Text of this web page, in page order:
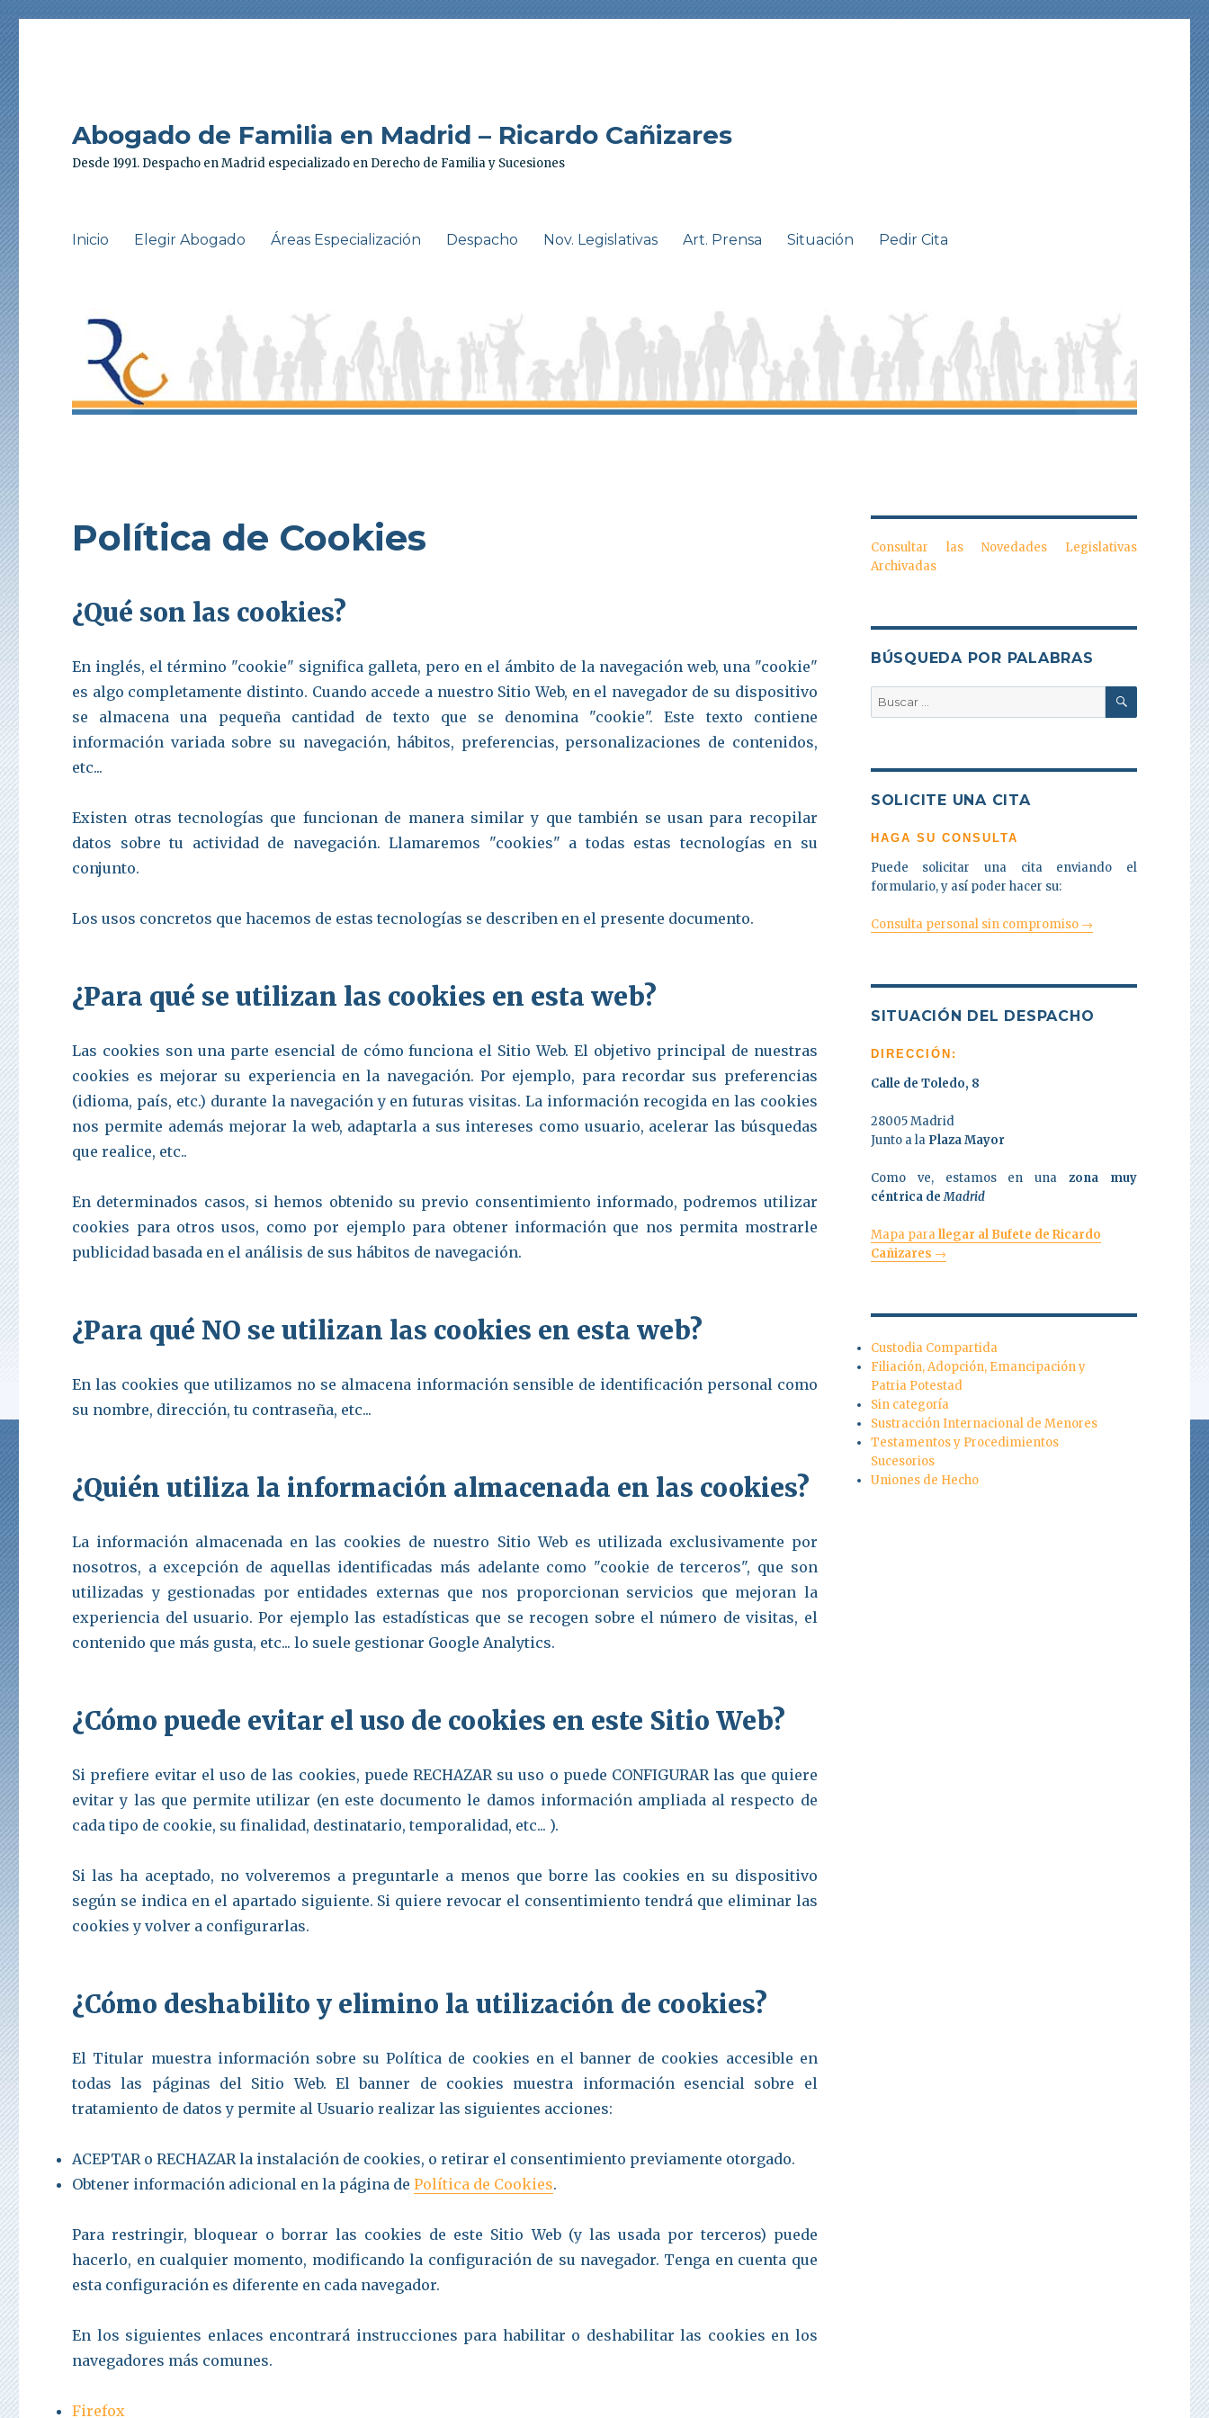
Abogado de Familia en Madrid – Ricardo Cañizares
Desde 1991. Despacho en Madrid especializado en Derecho de Familia y Sucesiones
Inicio Elegir Abogado Áreas Especialización Despacho Nov. Legislativas Art. Prensa Situación Pedir Cita
Política de Cookies
¿Qué son las cookies?
En inglés, el término "cookie" significa galleta, pero en el ámbito de la navegación web, una "cookie"
es algo completamente distinto. Cuando accede a nuestro Sitio Web, en el navegador de su dispositivo
se almacena una pequeña cantidad de texto que se denomina "cookie". Este texto contiene
información variada sobre su navegación, hábitos, preferencias, personalizaciones de contenidos,
etc...
Existen otras tecnologías que funcionan de manera similar y que también se usan para recopilar
datos sobre tu actividad de navegación. Llamaremos "cookies" a todas estas tecnologías en su
conjunto.
Los usos concretos que hacemos de estas tecnologías se describen en el presente documento.
¿Para qué se utilizan las cookies en esta web?
Las cookies son una parte esencial de cómo funciona el Sitio Web. El objetivo principal de nuestras
cookies es mejorar su experiencia en la navegación. Por ejemplo, para recordar sus preferencias
(idioma, país, etc.) durante la navegación y en futuras visitas. La información recogida en las cookies
nos permite además mejorar la web, adaptarla a sus intereses como usuario, acelerar las búsquedas
que realice, etc..
En determinados casos, si hemos obtenido su previo consentimiento informado, podremos utilizar
cookies para otros usos, como por ejemplo para obtener información que nos permita mostrarle
publicidad basada en el análisis de sus hábitos de navegación.
¿Para qué NO se utilizan las cookies en esta web?
En las cookies que utilizamos no se almacena información sensible de identificación personal como
su nombre, dirección, tu contraseña, etc...
¿Quién utiliza la información almacenada en las cookies?
La información almacenada en las cookies de nuestro Sitio Web es utilizada exclusivamente por
nosotros, a excepción de aquellas identificadas más adelante como "cookie de terceros", que son
utilizadas y gestionadas por entidades externas que nos proporcionan servicios que mejoran la
experiencia del usuario. Por ejemplo las estadísticas que se recogen sobre el número de visitas, el
contenido que más gusta, etc... lo suele gestionar Google Analytics.
¿Cómo puede evitar el uso de cookies en este Sitio Web?
Si prefiere evitar el uso de las cookies, puede RECHAZAR su uso o puede CONFIGURAR las que quiere
evitar y las que permite utilizar (en este documento le damos información ampliada al respecto de
cada tipo de cookie, su finalidad, destinatario, temporalidad, etc... ).
Si las ha aceptado, no volveremos a preguntarle a menos que borre las cookies en su dispositivo
según se indica en el apartado siguiente. Si quiere revocar el consentimiento tendrá que eliminar las
cookies y volver a configurarlas.
¿Cómo deshabilito y elimino la utilización de cookies?
El Titular muestra información sobre su Política de cookies en el banner de cookies accesible en
todas las páginas del Sitio Web. El banner de cookies muestra información esencial sobre el
tratamiento de datos y permite al Usuario realizar las siguientes acciones:
ACEPTAR o RECHAZAR la instalación de cookies, o retirar el consentimiento previamente otorgado.
Obtener información adicional en la página dePolítica de Cookies.
Para restringir, bloquear o borrar las cookies de este Sitio Web (y las usada por terceros) puede
hacerlo, en cualquier momento, modificando la configuración de su navegador. Tenga en cuenta que
esta configuración es diferente en cada navegador.
En los siguientes enlaces encontrará instrucciones para habilitar o deshabilitar las cookies en los
navegadores más comunes.
Firefox
Consultar las Novedades Legislativas
Archivadas
BÚSQUEDA POR PALABRAS
Buscar
por:
BUSCAR
SOLICITE UNA CITA
HAGA SU CONSULTA
Puede solicitar una cita enviando el
formulario, y así poder hacer su:
Consulta personal sin compromiso →
SITUACIÓN DEL DESPACHO
DIRECCIÓN:
Calle de Toledo, 8
28005 Madrid
Junto a la Plaza Mayor
Como ve, estamos en una zona muy
céntrica deMadrid
Mapa parallegar al Bufete de Ricardo
Cañizares →
Custodia Compartida
Filiación, Adopción, Emancipación y
Patria Potestad
Sin categoría
Sustracción Internacional de Menores
Testamentos y Procedimientos
Sucesorios
Uniones de Hecho